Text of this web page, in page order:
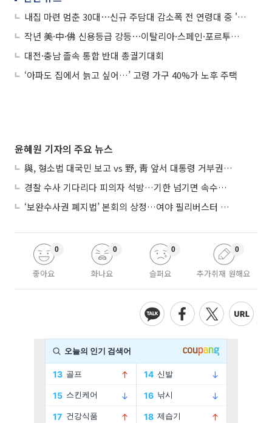
내집 마련 멈춘 30대⋯신규 주담대 감소폭 전 연령대 중 '최대'
작년 美·中·佛 신용등급 강등⋯이탈리아·스페인·포르투갈 상향
대전·충남 졸속 통합 반대 총궐기대회
‘아파도 집에서 늙고 싶어…’ 고령 가구 40%가 노후 주택
윤혜원 기자의 주요 뉴스
與, 형소법 대국민 보고 vs 野, 靑 앞서 대통령 거부권 촉구
경찰 수사 기다리다 피의자 석방…기한 넘기면 속수무책
‘보완수사권 폐지법’ 본회의 상정…여야 필리버스터 대치
좋아요
0
화나요
0
슬퍼요
0
추가취재 원해요
0